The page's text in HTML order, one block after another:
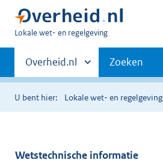
U
hier:
Lokale wet- en regelgeving
Primaire
navigatie
Andere
sites
binnen
Overheid.nl Zoeken
U bent hier: Lokale wet- en regelgeving
Wetstechnische informatie